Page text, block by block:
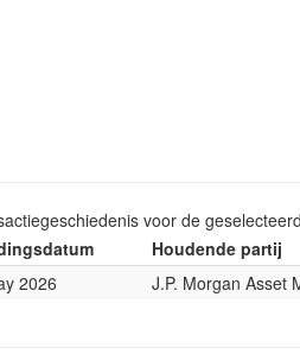
voor de
Houdende partij
2026
J.P. Morgan Asset